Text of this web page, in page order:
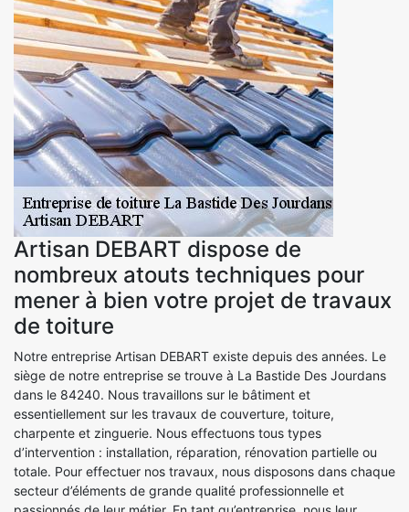
Artisan DEBART dispose de
nombreux atouts techniques pour
mener à bien votre projet de travaux
de toiture
Notre entreprise Artisan DEBART existe depuis des années. Le
siège de notre entreprise se trouve à La Bastide Des Jourdans
dans le 84240. Nous travaillons sur le bâtiment et
essentiellement sur les travaux de couverture, toiture,
charpente et zinguerie. Nous effectuons tous types
d’intervention : installation, réparation, rénovation partielle ou
totale. Pour effectuer nos travaux, nous disposons dans chaque
secteur d’éléments de grande qualité professionnelle et